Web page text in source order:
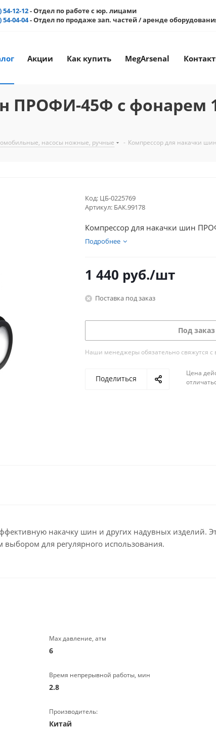
54-12-12- Отдел по работе с юр. лицами
54-04-04- Отдел по продаже зап. частей / аренде
Акции Как купить MegArsenal
ПРОФИ-45Ф с фонарем
насосы ножные, ручные - Компрессор для накачки
Код: ЦБ-0225769
Артикул: БАК.99178
Компрессор для накачки шин
Подробнее
1 440 руб./шт
Поставка под заказ
Под заказ
Наши менеджеры обязательно свяжутся с
Поделиться
Цена
накачку шин и других надувных изделий.
выбором для регулярного использования.
Max давление, атм
6
Время непрерывной работы, мин
2.8
Производитель:
Китай